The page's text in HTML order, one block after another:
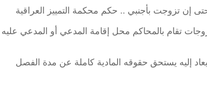
إن تزوجت بأجنبي .. حكم محكمة التمييز العراقية
تقام بالمحاكم محل إقامة المدعي أو المدعي عليه
إليه يستحق حقوقه المادية كاملة عن مدة الفصل